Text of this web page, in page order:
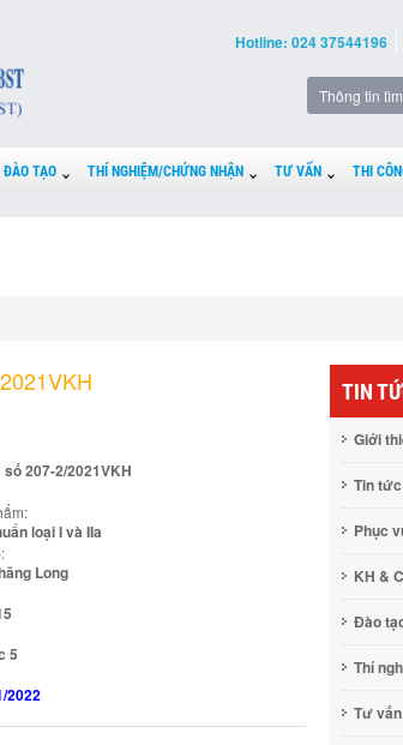
Hotline: 024 37544196
ĐÀO TẠO THÍ NGHIỆM/CHỨNG NHẬN TƯ VẤN THI
207-2/2021VKH
loại I và IIa
Long
5
2022
TIN
Giới
Tin tức
Phục
KH &
Đào
Thí
Tư vấn